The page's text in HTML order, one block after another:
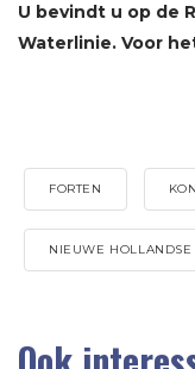
U bevindt u op de
Waterlinie. Voor
FORTEN
NIEUWE